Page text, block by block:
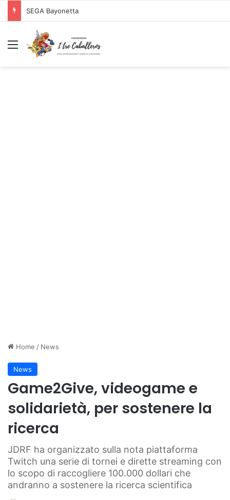
SEGA Bayonetta
Menu
Home / News
News
Game2Give, videogame e
solidarietà, per sostenere la
ricerca
JDRF ha organizzato sulla nota piattaforma
Twitch una serie di tornei e dirette streaming con
lo scopo di raccogliere 100.000 dollari che
andranno a sostenere la ricerca scientifica